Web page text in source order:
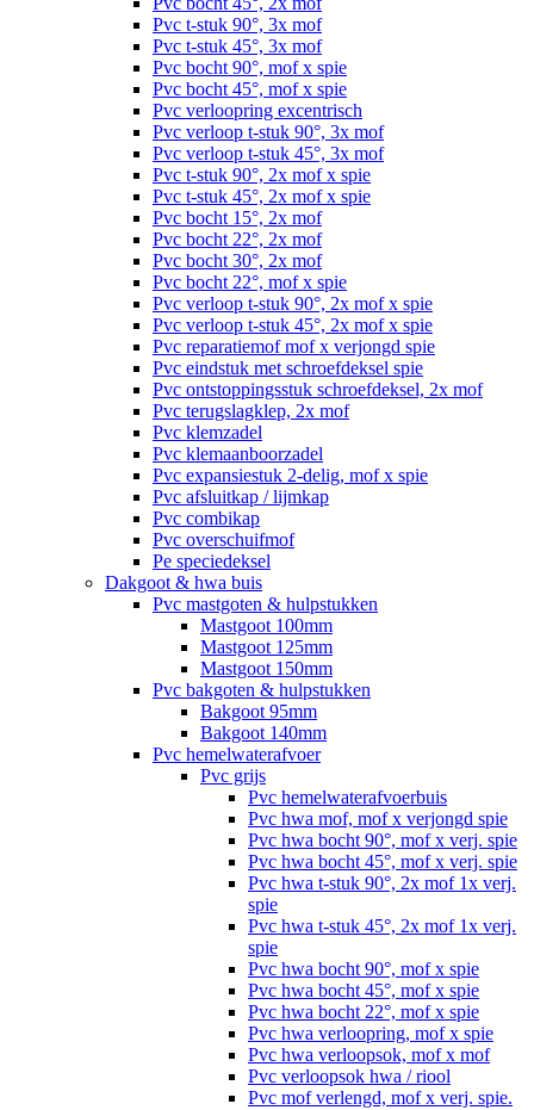
Pvc t-stuk 90°, 3x mof
Pvc t-stuk 45°, 3x mof
Pvc bocht 90°, mof x spie
Pvc bocht 45°, mof x spie
Pvc verloopring excentrisch
Pvc verloop t-stuk 90°, 3x mof
Pvc verloop t-stuk 45°, 3x mof
Pvc t-stuk 90°, 2x mof x spie
Pvc t-stuk 45°, 2x mof x spie
Pvc bocht 15°, 2x mof
Pvc bocht 22°, 2x mof
Pvc bocht 30°, 2x mof
Pvc bocht 22°, mof x spie
Pvc verloop t-stuk 90°, 2x mof x spie
Pvc verloop t-stuk 45°, 2x mof x spie
Pvc reparatiemof mof x verjongd spie
Pvc eindstuk met schroefdeksel spie
Pvc ontstoppingsstuk schroefdeksel, 2x mof
Pvc terugslagklep, 2x mof
Pvc klemzadel
Pvc klemaanboorzadel
Pvc expansiestuk 2-delig, mof x spie
Pvc afsluitkap / lijmkap
Pvc combikap
Pvc overschuifmof
Pe speciedeksel
Dakgoot & hwa buis
Pvc mastgoten & hulpstukken
Mastgoot 100mm
Mastgoot 125mm
Mastgoot 150mm
Pvc bakgoten & hulpstukken
Bakgoot 95mm
Bakgoot 140mm
Pvc hemelwaterafvoer
Pvc grijs
Pvc hemelwaterafvoerbuis
Pvc hwa mof, mof x verjongd spie
Pvc hwa bocht 90°, mof x verj. spie
Pvc hwa bocht 45°, mof x verj. spie
Pvc hwa t-stuk 90°, 2x mof 1x verj.
spie
Pvc hwa t-stuk 45°, 2x mof 1x verj.
spie
Pvc hwa bocht 90°, mof x spie
Pvc hwa bocht 45°, mof x spie
Pvc hwa bocht 22°, mof x spie
Pvc hwa verloopring, mof x spie
Pvc hwa verloopsok, mof x mof
Pvc verloopsok hwa / riool
Pvc mof verlengd, mof x verj. spie.